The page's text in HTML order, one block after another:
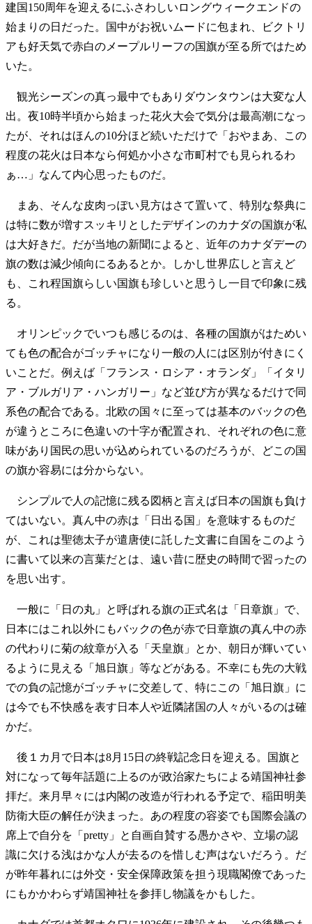
建国150周年を迎えるにふさわしいロングウィークエンドの
始まりの日だった。国中がお祝いムードに包まれ、ビクトリ
アも好天気で赤白のメープルリーフの国旗が至る所ではため
いた。
観光シーズンの真っ最中でもありダウンタウンは大変な人
出。夜10時半頃から始まった花火大会で気分は最高潮になっ
たが、それはほんの10分ほど続いただけで「おやまあ、この
程度の花火は日本なら何処か小さな市町村でも見られるわ
ぁ…」なんて内心思ったものだ。
まあ、そんな皮肉っぽい見方はさて置いて、特別な祭典に
は特に数が増すスッキリとしたデザインのカナダの国旗が私
は大好きだ。だが当地の新聞によると、近年のカナダデーの
旗の数は減少傾向にるあるとか。しかし世界広しと言えど
も、これ程国旗らしい国旗も珍しいと思うし一目で印象に残
る。
オリンピックでいつも感じるのは、各種の国旗がはためい
ても色の配合がゴッチャになり一般の人には区別が付きにく
いことだ。例えば「フランス・ロシア・オランダ」「イタリ
ア・ブルガリア・ハンガリー」など並び方が異なるだけで同
系色の配合である。北欧の国々に至っては基本のバックの色
が違うところに色違いの十字が配置され、それぞれの色に意
味があり国民の思いが込められているのだろうが、どこの国
の旗か容易には分からない。
シンプルで人の記憶に残る図柄と言えば日本の国旗も負け
てはいない。真ん中の赤は「日出る国」を意味するものだ
が、これは聖徳太子が遣唐使に託した文書に自国をこのよう
に書いて以来の言葉だとは、遠い昔に歴史の時間で習ったの
を思い出す。
一般に「日の丸」と呼ばれる旗の正式名は「日章旗」で、
日本にはこれ以外にもバックの色が赤で日章旗の真ん中の赤
の代わりに菊の紋章が入る「天皇旗」とか、朝日が輝いてい
るように見える「旭日旗」等などがある。不幸にも先の大戦
での負の記憶がゴッチャに交差して、特にこの「旭日旗」に
は今でも不快感を表す日本人や近隣諸国の人々がいるのは確
かだ。
後１カ月で日本は8月15日の終戦記念日を迎える。国旗と
対になって毎年話題に上るのが政治家たちによる靖国神社参
拝だ。来月早々には内閣の改造が行われる予定で、稲田明美
防衛大臣の解任が決まった。あの程度の容姿でも国際会議の
席上で自分を「pretty」と自画自賛する愚かさや、立場の認
識に欠ける浅はかな人が去るのを惜しむ声はないだろう。だ
が昨年暮れには外交・安全保障政策を担う現職閣僚であった
にもかかわらず靖国神社を参拝し物議をかもした。